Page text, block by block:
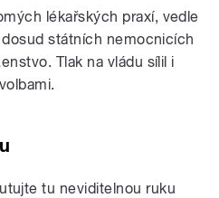
lékařských praxí, vedle
státních nemocnicích
Tlak na vládu sílil i
tu neviditelnou ruku